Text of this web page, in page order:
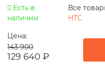
Есть в
наличии
Все
HTC
Цена:
143 900
129 640 ₽